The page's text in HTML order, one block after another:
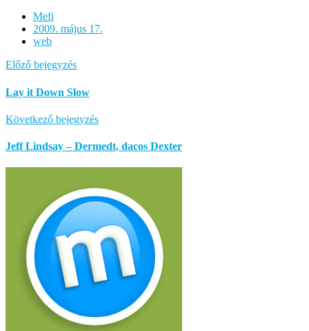
Mefi
2009. május 17.
web
Előző bejegyzés
Lay it Down Slow
Következő bejegyzés
Jeff Lindsay – Dermedt, dacos Dexter